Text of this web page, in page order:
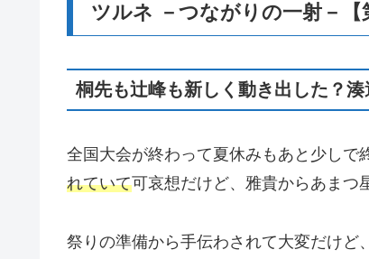
ツルネ －つながりの一射－
桐先も辻峰も新しく動き出した？
全国大会が終わって夏休みもあと少しで
れていて可哀想だけど、雅貴からあまつ
祭りの準備から手伝わされて大変だけど